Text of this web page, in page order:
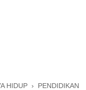
HIDUP › PENDIDIKAN